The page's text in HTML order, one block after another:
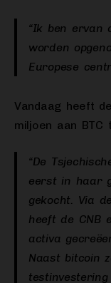
“Ik ben ervan
worden
Europese
Vandaag heeft
miljoen aan
“De
eerst in haar
gekocht. Via
heeft de CNB
activa
Naast bitcoin